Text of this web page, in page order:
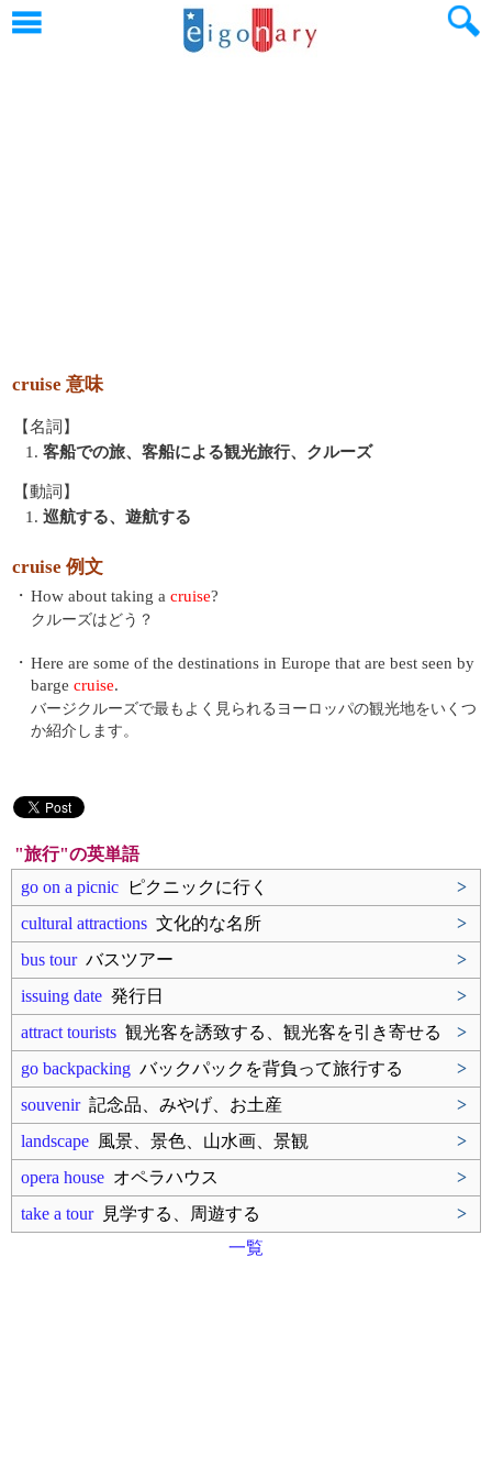
cruise 意味
【名詞】
1. 客船での旅、客船による観光旅行、クルーズ
【動詞】
1. 巡航する、遊航する
cruise 例文
・ How about taking a cruise?
クルーズはどう？
・ Here are some of the destinations in Europe that are best seen by
barge cruise.
バージクルーズで最もよく見られるヨーロッパの観光地をいくつ
か紹介します。
"旅行"の英単語
go on a picnic ピクニックに行く
>
cultural attractions 文化的な名所
>
bus tourバスツアー
>
issuing date 発行日
>
attract tourists 観光客を誘致する、観光客を引き寄せる
>
go backpacking バックパックを背負って旅行する
>
souvenir記念品、みやげ、お土産
>
landscape 風景、景色、山水画、景観
>
opera house オペラハウス
>
take a tour見学する、周遊する
>
一覧